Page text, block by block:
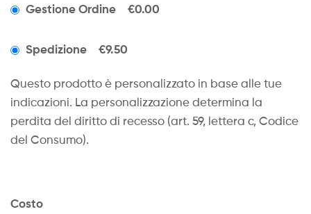
Gestione Ordine €0.00
Spedizione €9.50
Questo prodotto è personalizzato in base alle tue
indicazioni. La personalizzazione determina la
perdita del diritto di recesso (art. 59, lettera c, Codice
del Consumo).
Costo